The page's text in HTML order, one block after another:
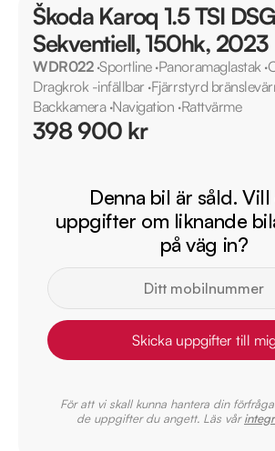
Škoda Karoq 1.5 TSI DSG
Sekventiell, 150hk, 2023
WDR022·Sportline·Panoramaglastak·
Dragkrok -infällbar ·Fjärrstyrd
Backkamera·Navigation ·Rattvärme
398 900 kr
Denna bil är såld.
uppgifter om liknande
på väg in?
Skicka uppgifter till
För att vi skall kunna hantera din
de uppgifter du angett. Läs vår